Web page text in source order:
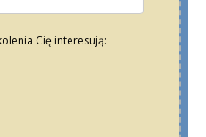
Cię interesują: